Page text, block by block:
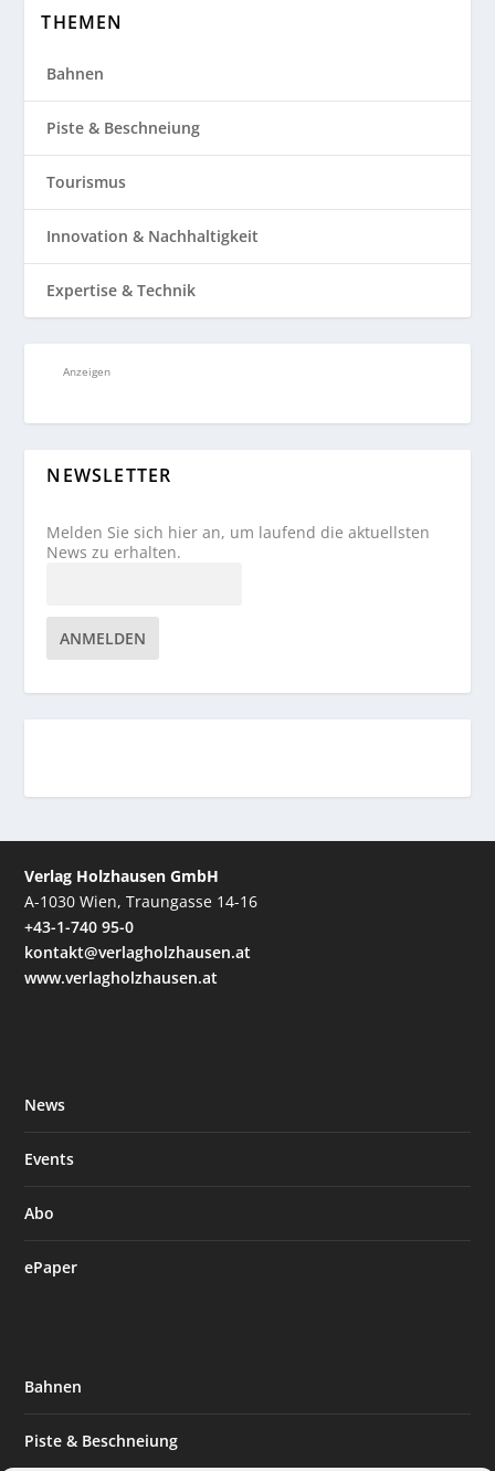
THEMEN
Bahnen
Piste & Beschneiung
Tourismus
Innovation & Nachhaltigkeit
Expertise & Technik
Anzeigen
NEWSLETTER
Melden Sie sich hier an, um laufend die aktuellsten
News zu erhalten.
ANMELDEN
Verlag Holzhausen GmbH
A-1030 Wien, Traungasse 14-16
+43-1-740 95-0
kontakt@verlagholzhausen.at
www.verlagholzhausen.at
News
Events
Abo
ePaper
Bahnen
Piste & Beschneiung